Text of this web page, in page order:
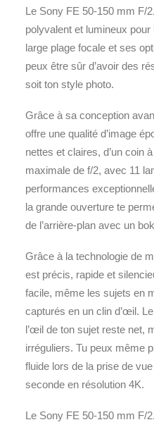
Le Sony FE 50-150 mm F/
polyvalent et lumineux
large plage focale et ses
peux être sûr d’avoir des
soit ton style photo.
Grâce à sa conception
offre une qualité d’image
nettes et claires, d’un coin
maximale de f/2, avec 11
performances
la grande ouverture te
de l’arrière-plan avec un
Grâce à la technologie de
est précis, rapide et
facile, même les sujets en
capturés en un clin d’œil.
l’œil de ton sujet reste net,
irréguliers. Tu peux même
fluide lors de la prise de
seconde en résolution 4K.
Le Sony FE 50-150 mm F/